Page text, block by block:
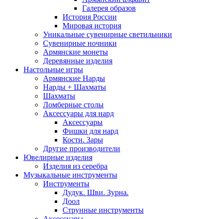
Галерея образов
История России
Мировая история
Уникальные сувенирные светильники
Сувенирные ночники
Армянские монеты
Деревянные изделия
Настольные игры
Армянские Нарды
Нарды + Шахматы
Шахматы
Ломберные столы
Аксессуары для нард
Аксессуары
Фишки для нард
Кости. Зары
Другие производители
Ювелирные изделия
Изделия из серебра
Музыкальные инструменты
Инструменты
Дудук. Шви. Зурна.
Доол
Струнные инструменты